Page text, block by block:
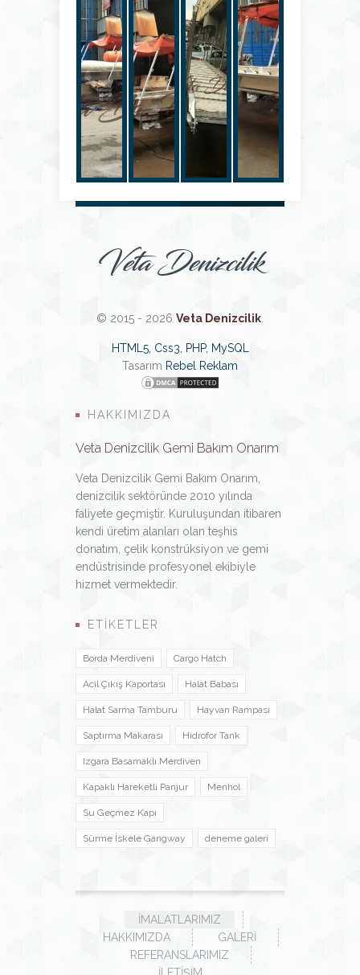
Veta Denizcilik
© 2015 - 2026 Veta Denizcilik
HTML5, Css3, PHP, MySQL
Tasarım Rebel Reklam
HAKKIMIZDA
Veta Denizcilik Gemi Bakım Onarım
Veta Denizcilik Gemi Bakım Onarım,
denizcilik sektöründe 2010 yılında
faliyete geçmiştir. Kuruluşundan itibaren
kendi üretim alanları olan teşhis
donatım, çelik konstrüksiyon ve gemi
endüstrisinde profesyonel ekibiyle
hizmet vermektedir.
ETIKETLER
Borda Merdiveni Cargo Hatch
Acil Çıkış Kaportası Halat Babası
Halat Sarma Tamburu Hayvan Rampası
Saptırma Makarası Hidrofor Tank
Izgara Basamaklı Merdiven
Kapaklı Hareketli Panjur Menhol
Su Geçmez Kapı
Sürme İskele Gangway deneme galeri
İMALATLARIMIZ
HAKKIMIZDA
GALERI
REFERANSLARIMIZ